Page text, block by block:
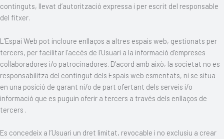
continguts, llevat d’autorització expressa i per escrit del responsable
del fitxer.
L’Espai Web pot incloure enllaços a altres espais web, gestionats per
tercers, per facilitar l’accés de l’Usuari a la informació d’empreses
col·laboradores i/o patrocinadores. D’acord amb això, la societat no es
responsabilitza del contingut dels Espais web esmentats, ni se situa
en una posició de garant ni/o de part ofertant dels serveis i/o
informació que es puguin oferir a tercers a través dels enllaços de
tercers .
Es concedeix a l’Usuari un dret limitat, revocable i no exclusiu a crear